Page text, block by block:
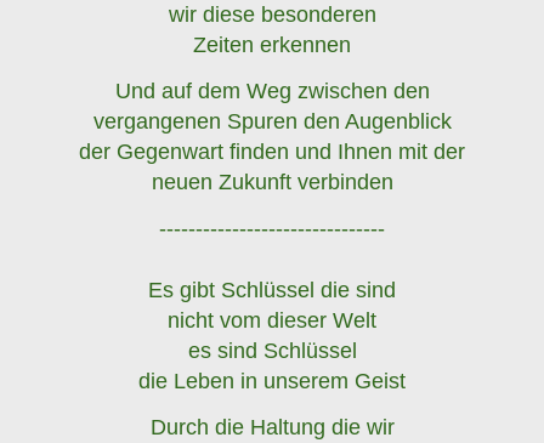
wir diese besonderen
Zeiten erkennen
Und auf dem Weg zwischen den
vergangenen Spuren den Augenblick
der Gegenwart finden und Ihnen mit der
neuen Zukunft verbinden
-------------------------------
Es gibt Schlüssel die sind
nicht vom dieser Welt
es sind Schlüssel
die Leben in unserem Geist
Durch die Haltung die wir